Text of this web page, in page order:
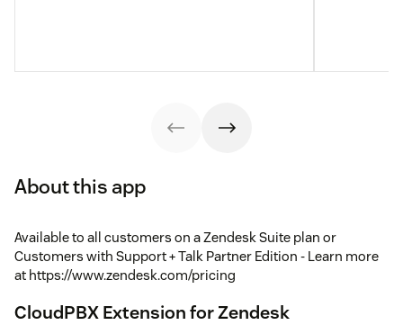
About this app
Available to all customers on a Zendesk Suite plan or
Customers with Support + Talk Partner Edition - Learn more
at https://www.zendesk.com/pricing
CloudPBX Extension for Zendesk